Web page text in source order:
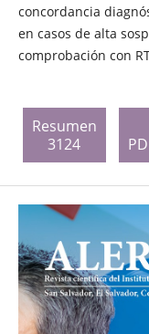
concordancia
en casos de alta
comprobación con
Resumen
3124